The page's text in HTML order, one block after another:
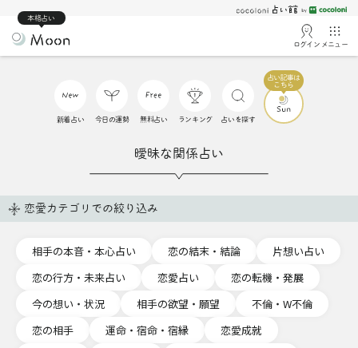
本格占い
ログイン メニュー
新着占い 今日の運勢 無料占い ランキング 占いを探す
曖昧な関係占い
恋愛カテゴリでの絞り込み
相手の本音・本心占い 恋の結末・結論
片想い占い
恋の行方・未来占い
恋愛占い
恋の転機・発展
今の想い・状況
相手の欲望・願望
不倫・W不倫
恋の相手
運命・宿命・宿縁
恋愛成就